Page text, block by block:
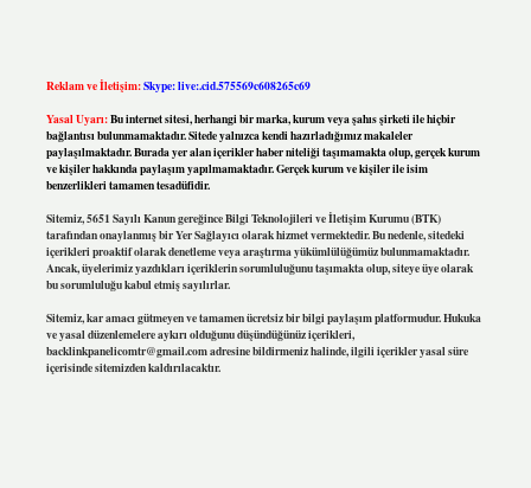
Reklam ve İletişim:Skype: live:.cid.575569c608265c69
Yasal Uyarı:Bu internet sitesi, herhangi bir marka, kurum veya şahıs şirketi ile hiçbir
bağlantısı bulunmamaktadır. Sitede yalnızca kendi hazırladığımız makaleler
paylaşılmaktadır. Burada yer alan içerikler haber niteliği taşımamakta olup, gerçek kurum
ve kişiler hakkında paylaşım yapılmamaktadır. Gerçek kurum ve kişiler ile isim
benzerlikleri tamamen tesadüfidir.
Sitemiz, 5651 Sayılı Kanun gereğince Bilgi Teknolojileri ve İletişim Kurumu (BTK)
tarafından onaylanmış bir Yer Sağlayıcı olarak hizmet vermektedir. Bu nedenle, sitedeki
içerikleri proaktif olarak denetleme veya araştırma yükümlülüğümüz bulunmamaktadır.
Ancak, üyelerimiz yazdıkları içeriklerin sorumluluğunu taşımakta olup, siteye üye olarak
bu sorumluluğu kabul etmiş sayılırlar.
Sitemiz, kar amacı gütmeyen ve tamamen ücretsiz bir bilgi paylaşım platformudur. Hukuka
ve yasal düzenlemelere aykırı olduğunu düşündüğünüz içerikleri,
backlinkpanelicomtr@gmail.comadresine bildirmeniz halinde, ilgili içerikler yasal süre
içerisinde sitemizden kaldırılacaktır.